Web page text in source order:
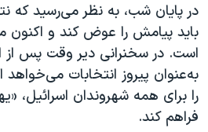
در پايان شب، به نظر می‌رسيد که
بايد پيامش را عوض کند و اکنون
است. در سخنرانی دير وقت پس از
به‌عنوان پيروز انتخابات
را برای همه شهروندان اسرائيل،
فراهم کند.